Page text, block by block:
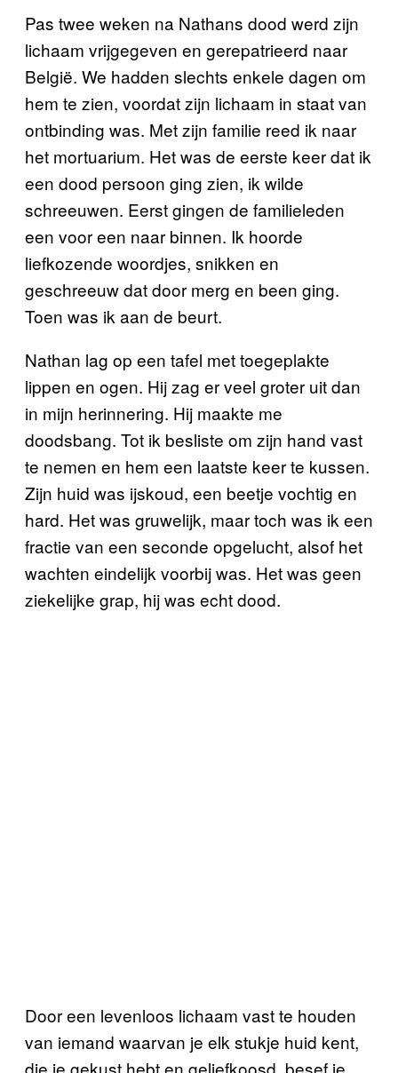
Pas twee weken na Nathans dood werd zijn
lichaam vrijgegeven en gerepatrieerd naar
België. We hadden slechts enkele dagen om
hem te zien, voordat zijn lichaam in staat van
ontbinding was. Met zijn familie reed ik naar
het mortuarium. Het was de eerste keer dat ik
een dood persoon ging zien, ik wilde
schreeuwen. Eerst gingen de familieleden
een voor een naar binnen. Ik hoorde
liefkozende woordjes, snikken en
geschreeuw dat door merg en been ging.
Toen was ik aan de beurt.
Nathan lag op een tafel met toegeplakte
lippen en ogen. Hij zag er veel groter uit dan
in mijn herinnering. Hij maakte me
doodsbang. Tot ik besliste om zijn hand vast
te nemen en hem een laatste keer te kussen.
Zijn huid was ijskoud, een beetje vochtig en
hard. Het was gruwelijk, maar toch was ik een
fractie van een seconde opgelucht, alsof het
wachten eindelijk voorbij was. Het was geen
ziekelijke grap, hij was echt dood.
Door een levenloos lichaam vast te houden
van iemand waarvan je elk stukje huid kent,
die je gekust hebt en geliefkoosd, besef je